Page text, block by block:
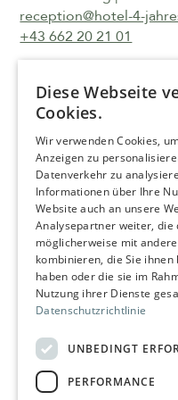
reception@hotel-4-
+43 662 20 21 01
Approach
Career
Imprint
Legal notices
Accessibility Statement
Press
Book now
Diese Webseite
Cookies.
Wir verwenden Cookies,
Anzeigen zu
Datenverkehr zu
Informationen über Ihre
Website auch an unsere
Analysepartner weiter, die
möglicherweise mit
kombinieren, die Sie
haben oder die sie im
Nutzung ihrer Dienste
Datenschutzrichtlinie
UNBEDINGT
PERFORMANCE